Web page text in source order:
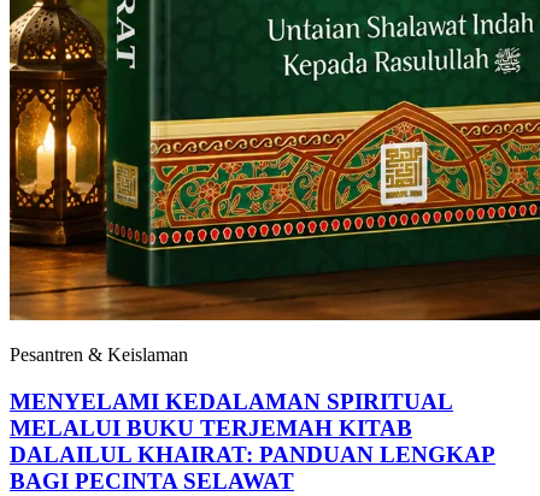
Pesantren & Keislaman
MENYELAMI KEDALAMAN SPIRITUAL
MELALUI BUKU TERJEMAH KITAB
DALAILUL KHAIRAT: PANDUAN LENGKAP
BAGI PECINTA SELAWAT